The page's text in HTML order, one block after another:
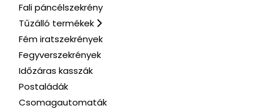
Fali páncélszekrény
Tűzálló termékek
Fém iratszekrények
Fegyverszekrények
Időzáras kasszák
Postaládák
Csomagautomaták